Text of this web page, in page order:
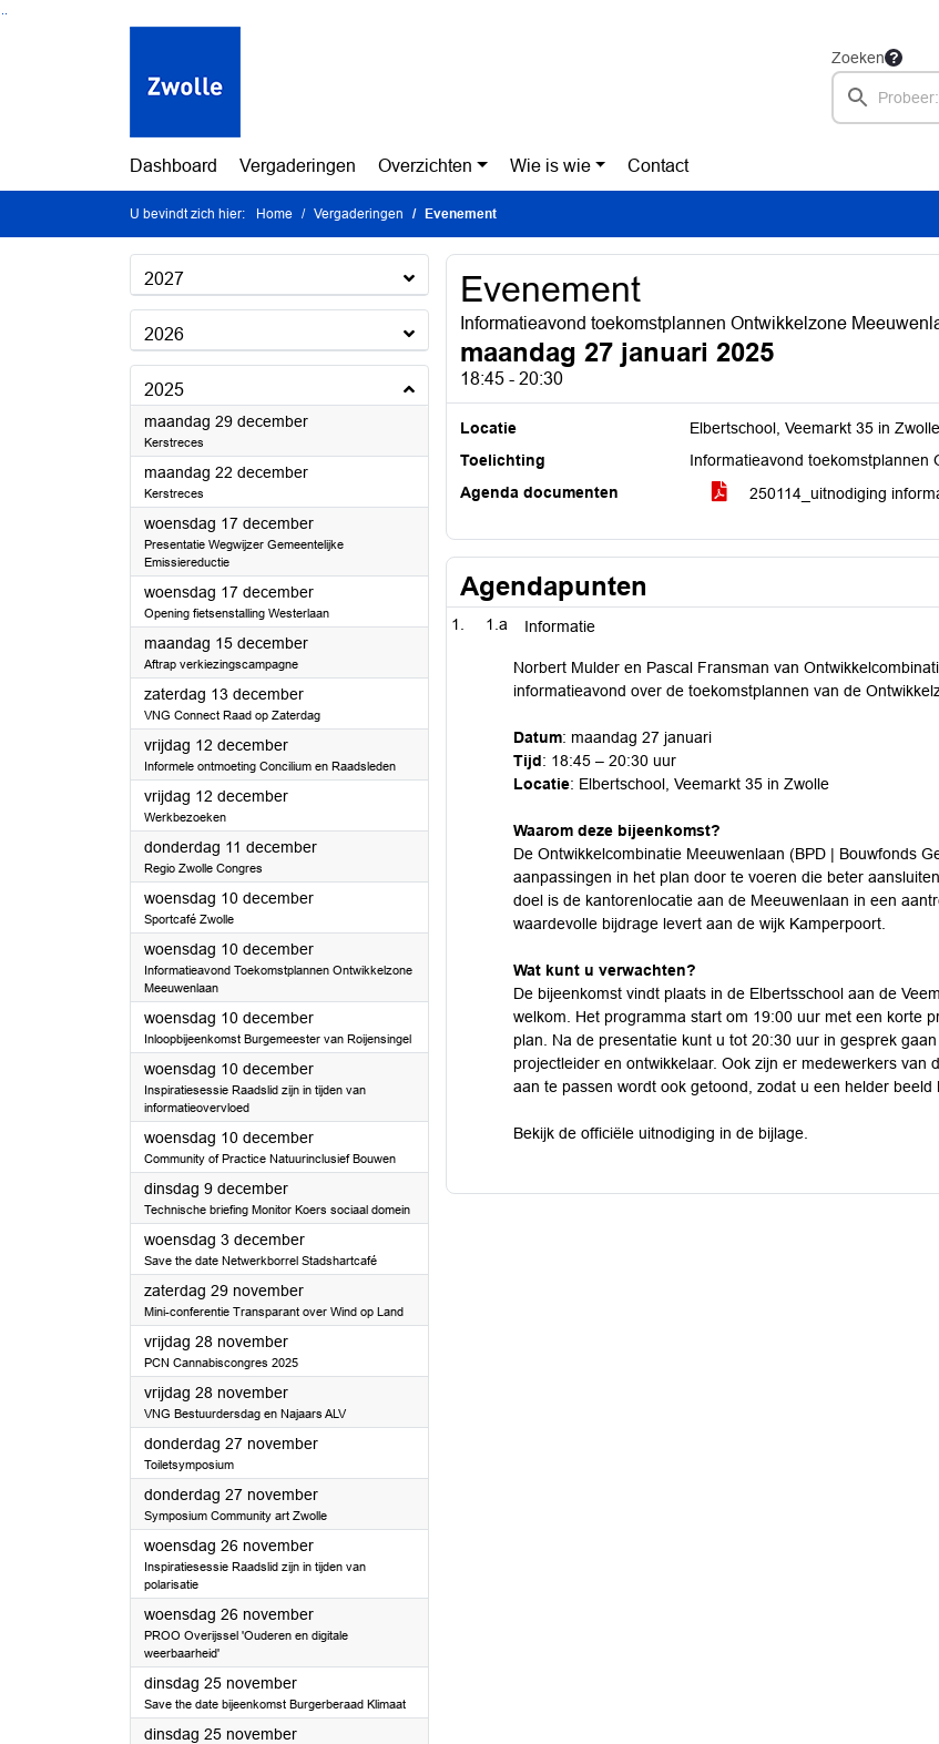
Ga naar de inhoud van deze pagina
Ga naar het zoeken
Ga naar het menu
Zoeken
Dashboard Vergaderingen Overzichten Wie is wie Contact
U bevindt zich hier: Home Vergaderingen Evenement
2027
2026
2025
maandag 29 december2025
Kerstreces
maandag 22 december2025
Kerstreces
woensdag 17 december2025
Presentatie Wegwijzer Gemeentelijke
Emissiereductie
woensdag 17 december2025
Opening fietsenstalling Westerlaan
maandag 15 december2025
Aftrap verkiezingscampagne
zaterdag 13 december2025
VNG Connect Raad op Zaterdag
vrijdag 12 december2025
Informele ontmoeting Concilium en Raadsleden
vrijdag 12 december2025
Werkbezoeken
donderdag 11 december2025
Regio Zwolle Congres
woensdag 10 december2025
Sportcafé Zwolle
woensdag 10 december2025
Informatieavond Toekomstplannen Ontwikkelzone
Meeuwenlaan
woensdag 10 december2025
Inloopbijeenkomst Burgemeester van Roijensingel
woensdag 10 december2025
Inspiratiesessie Raadslid zijn in tijden van
informatieovervloed
woensdag 10 december2025
Community of Practice Natuurinclusief Bouwen
dinsdag 9 december2025
Technische briefing Monitor Koers sociaal domein
woensdag 3 december2025
Save the date Netwerkborrel Stadshartcafé
zaterdag 29 november2025
Mini-conferentie Transparant over Wind op Land
vrijdag 28 november2025
PCN Cannabiscongres 2025
vrijdag 28 november2025
VNG Bestuurdersdag en Najaars ALV
donderdag 27 november2025
Toiletsymposium
donderdag 27 november2025
Symposium Community art Zwolle
woensdag 26 november2025
Inspiratiesessie Raadslid zijn in tijden van
polarisatie
woensdag 26 november2025
PROO Overijssel 'Ouderen en digitale
weerbaarheid'
dinsdag 25 november2025
Save the date bijeenkomst Burgerberaad Klimaat
dinsdag 25 november2025
Evenement
Informatieavond toekomstplannen Ontwikkelzone
maandag 27 januari 2025
18:45 - 20:30
Locatie
Elbertschool, Veemarkt 35 in Zwolle
Toelichting
Informatieavond toekomstplannen
Agenda documenten
250114_uitnodiging
Agendapunten
1.a Informatie
Norbert Mulder en Pascal Fransman van
informatieavond over de toekomstplannen van de
Datum: maandag 27 januari
Tijd: 18:45 – 20:30 uur
Locatie: Elbertschool, Veemarkt 35 in Zwolle
Waarom deze bijeenkomst?
De Ontwikkelcombinatie Meeuwenlaan (BPD | Bouwfonds
aanpassingen in het plan door te voeren die beter
doel is de kantorenlocatie aan de Meeuwenlaan in een
waardevolle bijdrage levert aan de wijk Kamperpoort.
Wat kunt u verwachten?
De bijeenkomst vindt plaats in de Elbertsschool aan de
welkom. Het programma start om 19:00 uur met een korte
plan. Na de presentatie kunt u tot 20:30 uur in gesprek
projectleider en ontwikkelaar. Ook zijn er medewerkers
aan te passen wordt ook getoond, zodat u een helder
Bekijk de officiële uitnodiging in de bijlage.